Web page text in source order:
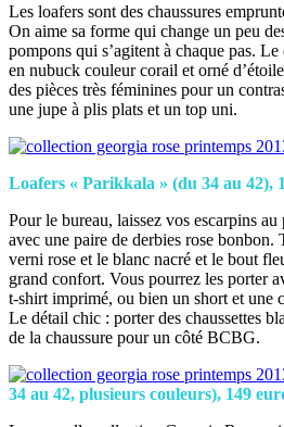
Les loafers sont des chaussures
On aime sa forme qui change un peu
pompons qui s’agitent à chaque pas. Le
en nubuck couleur corail et orné
des pièces très féminines pour un
une jupe à plis plats et un top uni.
Loafers « Parikkala » (du 34 au 42),
Pour le bureau, laissez vos escarpins
avec une paire de derbies rose bonbon.
verni rose et le blanc nacré et le bout
grand confort. Vous pourrez les porter
t-shirt imprimé, ou bien un short et une
Le détail chic : porter des chaussettes
de la chaussure pour un côté BCBG.
34 au 42, plusieurs couleurs), 149